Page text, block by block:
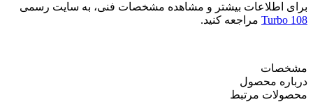
برای اطلاعات بیشتر و مشاهده مشخصات فنی، به سایت رسمی
Turbo 108 مراجعه کنید.
مشخصات
درباره محصول
محصولات مرتبط